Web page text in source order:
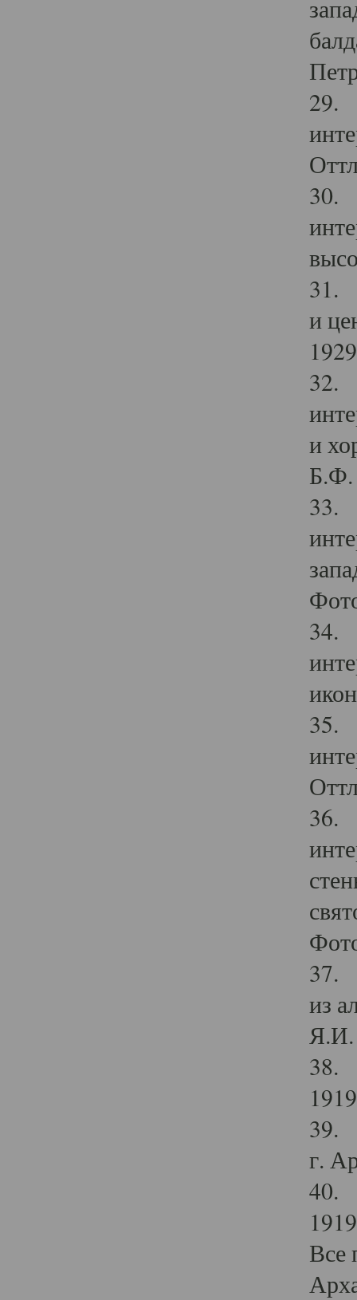
29.
30.
31.
и
32.
и
Б.Ф.
33.
34.
35.
36.
37.
из
Я.И.
38.
39.
г.
40.
Все